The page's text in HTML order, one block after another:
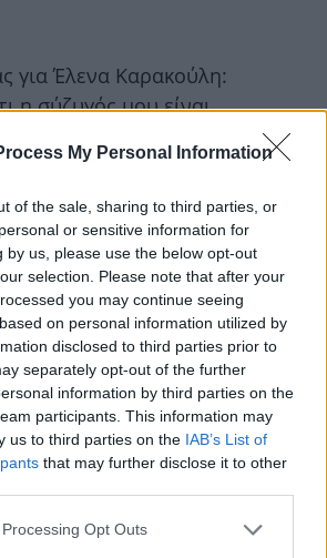
My Personal Information
of the sale, sharing to third parties, or
or sensitive information for
by us, please use the below opt-out
selection. Please note that after your
you may continue seeing
on personal information utilized by
disclosed to third parties prior to
separately opt-out of the further
information by third parties on the
participants. This information may
us to third parties on the IAB’s List of
that may further disclose it to other
website/app uses one or more Google
Opt Outs
για Έλενα Καρακούλη:
η σύζυγός μου είναι
– Έλενα Καρακούλη: